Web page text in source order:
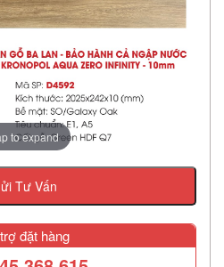
to expand
Tư Vấn
đặt hàng